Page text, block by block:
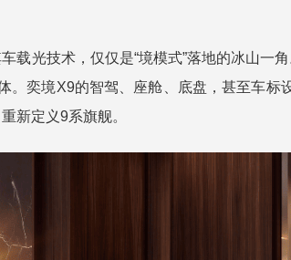
载光技术，仅仅是“境模式”落地的冰山
。奕境X9的智驾、座舱、底盘，甚至车
新定义9系旗舰。